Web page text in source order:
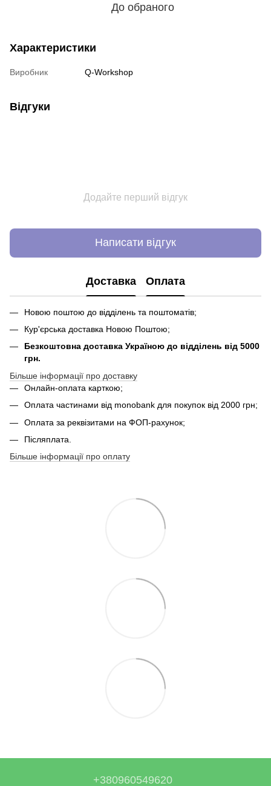
До обраного
Характеристики
Виробник Q-Workshop
Відгуки
Додайте перший відгук
Написати відгук
Доставка Оплата
Новою поштою до відділень та поштоматів;
Кур'єрська доставка Новою Поштою;
Безкоштовна доставка Україною до відділень від 5000
грн.
Більше інформації про доставку
Онлайн-оплата карткою;
Оплата частинами від monobank для покупок від 2000 грн;
Оплата за реквізитами на ФОП-рахунок;
Післяплата.
Більше інформації про оплату
+380960549620